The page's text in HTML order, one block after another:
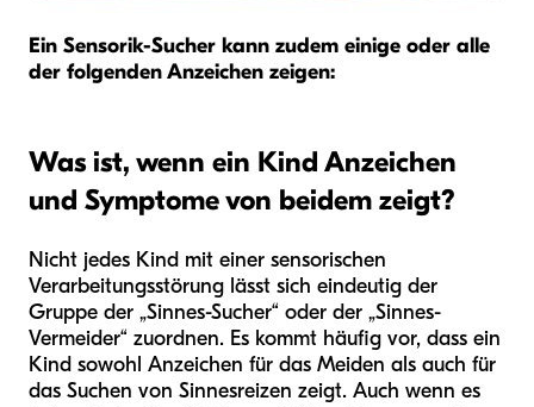
Ein Sensorik-Sucher kann zudem einige oder alle
der folgenden Anzeichen zeigen:
Was ist, wenn ein Kind Anzeichen
und Symptome von beidem zeigt?
Nicht jedes Kind mit einer sensorischen
Verarbeitungsstörung lässt sich eindeutig der
Gruppe der „Sinnes-Sucher“ oder der „Sinnes-
Vermeider“ zuordnen. Es kommt häufig vor, dass ein
Kind sowohl Anzeichen für das Meiden als auch für
das Suchen von Sinnesreizen zeigt. Auch wenn es